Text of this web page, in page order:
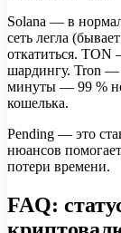
Solana — в
сеть легла
откатиться. TON
шардингу. Tron —
минуты — 99 %
кошелька.
Pending — это
нюансов
потери времени.
FAQ: